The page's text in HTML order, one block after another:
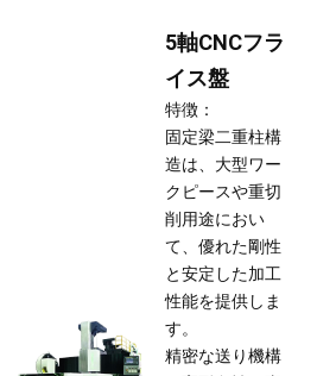
5軸CNCフラ
イス盤
特徴：
固定梁二重柱構
造は、大型ワー
クピースや重切
削用途におい
て、優れた剛性
と安定した加工
性能を提供しま
す。
精密な送り機構